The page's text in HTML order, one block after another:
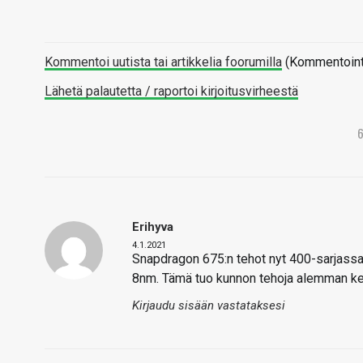
Kommentoi uutista tai artikkelia foorumilla
Lähetä palautetta / raportoi kirjoitusvirheestä
Erihyva
4.1.2021
Snapdragon 675:n tehot nyt 400-
8nm. Tämä tuo kunnon tehoja alemman
Kirjaudu sisään vastataksesi